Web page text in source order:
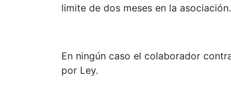
limite de dos meses en la asociación.
En ningún caso el colaborador
por Ley.